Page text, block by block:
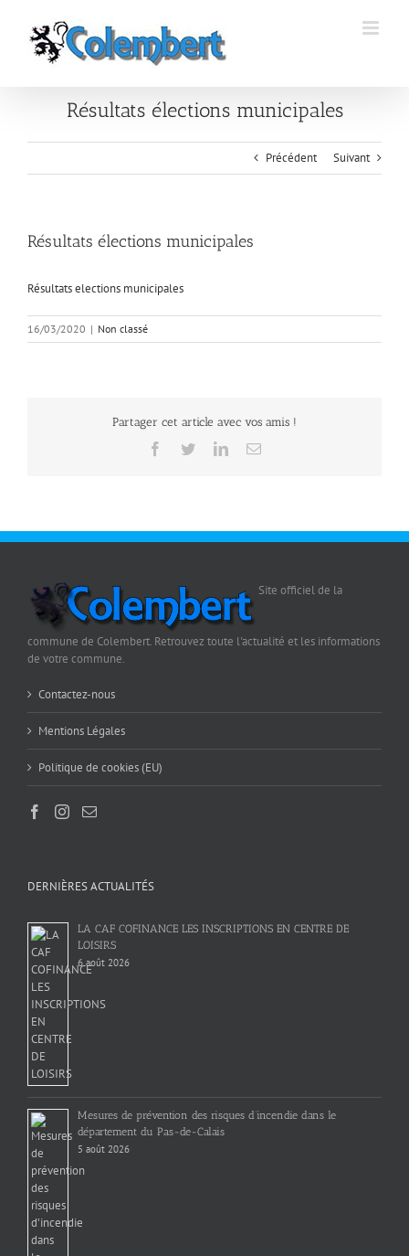
contenu
Résultats élections municipales
Précédent Suivant
Résultats élections municipales
Résultats elections municipales
16/03/2020 | Non classé
Partager cet article avec vos amis !
Facebook
TwitterLinkedInEmail
Site officiel de la
commune de Colembert. Retrouvez toute l'actualité et les informations
de votre commune.
Contactez-nous
Mentions Légales
Politique de cookies (EU)
DERNIÈRES ACTUALITÉS
LA CAF COFINANCE LES INSCRIPTIONS EN CENTRE DE
LOISIRS
6 août 2026
Mesures de prévention des risques d’incendie dans le
département du Pas-de-Calais
5 août 2026